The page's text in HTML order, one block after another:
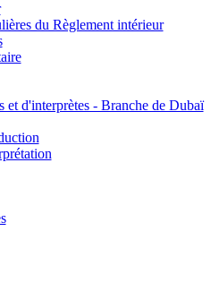
du Règlement intérieur
et d'interprètes - Branche de Dubaï